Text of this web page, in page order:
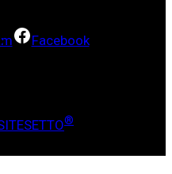
Facebook
®